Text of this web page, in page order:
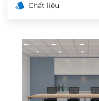
Chất liệu